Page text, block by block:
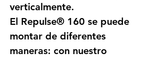
verticalmente.
El Repulse® 160 se puede
montar de diferentes
maneras: con nuestro